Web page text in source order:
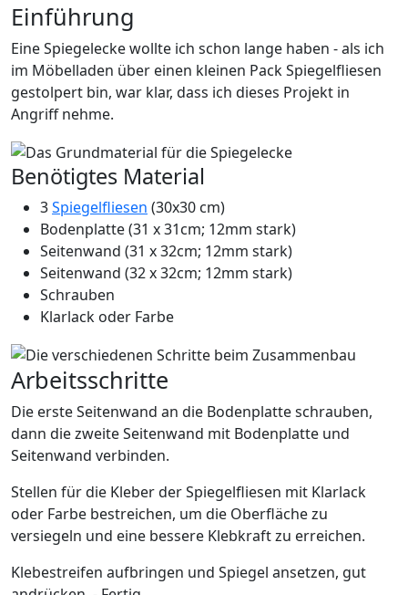
Einführung
Eine Spiegelecke wollte ich schon lange haben - als ich
im Möbelladen über einen kleinen Pack Spiegelfliesen
gestolpert bin, war klar, dass ich dieses Projekt in
Angriff nehme.
Benötigtes Material
3Spiegelfliesen (30x30 cm)
Bodenplatte (31 x 31cm; 12mm stark)
Seitenwand (31 x 32cm; 12mm stark)
Seitenwand (32 x 32cm; 12mm stark)
Schrauben
Klarlack oder Farbe
Arbeitsschritte
Die erste Seitenwand an die Bodenplatte schrauben,
dann die zweite Seitenwand mit Bodenplatte und
Seitenwand verbinden.
Stellen für die Kleber der Spiegelfliesen mit Klarlack
oder Farbe bestreichen, um die Oberfläche zu
versiegeln und eine bessere Klebkraft zu erreichen.
Klebestreifen aufbringen und Spiegel ansetzen, gut